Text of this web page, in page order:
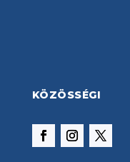
KÖZÖSSÉGI